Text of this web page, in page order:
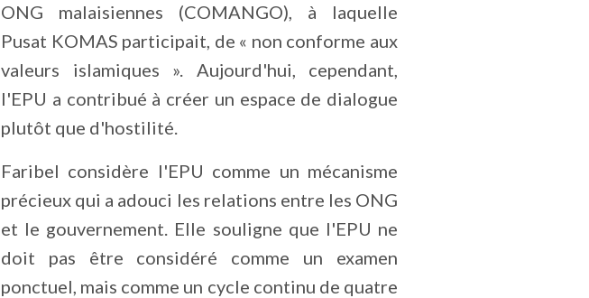
ONG malaisiennes (COMANGO), à laquelle
Pusat KOMAS participait, de « non conforme aux
valeurs islamiques ». Aujourd'hui, cependant,
l'EPU a contribué à créer un espace de dialogue
plutôt que d'hostilité.
Faribel considère l'EPU comme un mécanisme
précieux qui a adouci les relations entre les ONG
et le gouvernement. Elle souligne que l'EPU ne
doit pas être considéré comme un examen
ponctuel, mais comme un cycle continu de quatre